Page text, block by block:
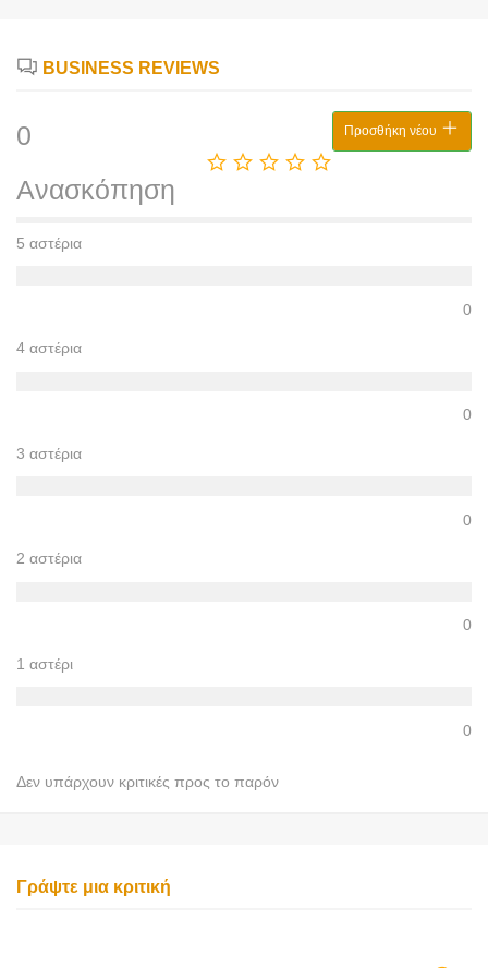
BUSINESS REVIEWS
0
Ανασκόπηση
Προσθήκη νέου
5 αστέρια
0
4 αστέρια
0
3 αστέρια
0
2 αστέρια
0
1 αστέρι
0
Δεν υπάρχουν κριτικές προς το παρόν
Γράψτε μια κριτική